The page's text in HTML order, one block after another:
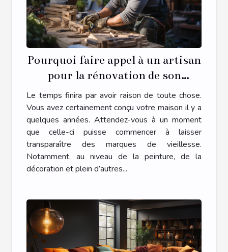
Pourquoi faire appel à un artisan
pour la rénovation de son
habitat ?
Le temps finira par avoir raison de toute chose.
Vous avez certainement conçu votre maison il y a
quelques années. Attendez-vous à un moment
que celle-ci puisse commencer à laisser
transparaître des marques de vieillesse.
Notamment, au niveau de la peinture, de la
décoration et plein d’autres...